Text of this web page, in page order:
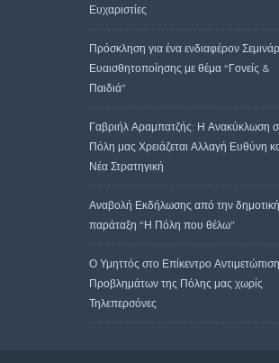
Ευχαριστίες
Πρόσκληση για ένα ενδιαφέρον
Ευαισθητοποίησης με θέμα “Γονείς &
Παιδιά”
Γαβριήλ Αραμπατζής: Η Ανακύκλωση
Πόλη μας Χρειάζεται Αλλαγή Ευθύνη
Νέα Στρατηγική
Αναβολή Εκδήλωσης από την δημοτική
παράταξη “Η Πόλη που θέλω”
Ο Υμηττός στο Επίκεντρο
Προβλημάτων της Πόλης μας χωρίς
Τηλεπερσόνες